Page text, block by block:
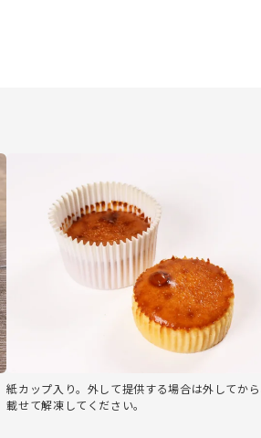
紙カップ入り。外して提供する場合は外してか
載せて解凍してください。